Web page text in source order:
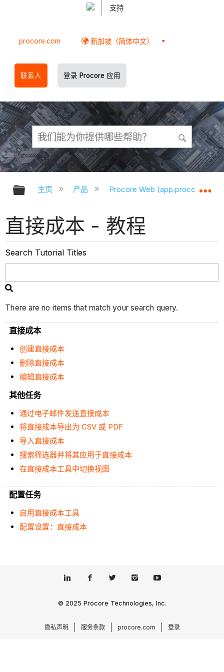
支持
procore.com 新加坡（简体中文）
联系人 登录 Procore 应用
扩展/隐缩全局层次
主页 产品 Procore Web
直接成本 - 教程
Search Tutorial Titles
There are no items that match your search query.
直接成本
创建直接成本
删除直接成本
编辑直接成本
其他任务
通过电子邮件发送直接成本
将直接成本导出为 CSV 或 PDF
导入直接成本
搜索筛选器并将其应用于直接成本
在直接成本工具中切换视图
配置任务
启用直接成本工具
配置设置：直接成本
© 2025 Procore Technologies, Inc.
隐私声明 服务条款 procore.com 登录